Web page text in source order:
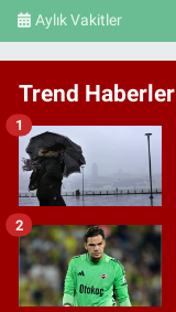
Aylık Vakitler
Trend Haberler
1
2